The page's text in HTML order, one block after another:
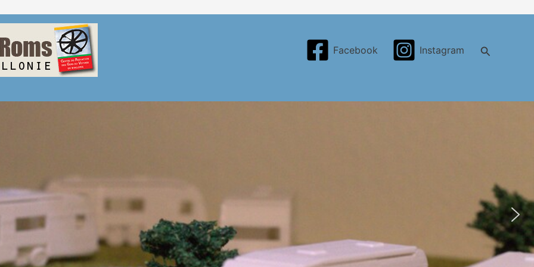
Facebook Instagram Search